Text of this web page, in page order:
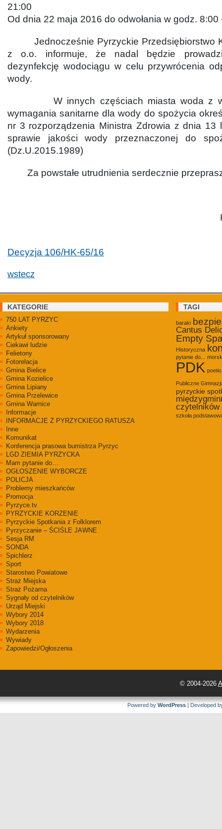
21:00
Od dnia 22 maja 2016 do odwołania w godz. 8:00
Jednocześnie Pyrzyckie Przedsiębiorstwo
z o.o. informuje, że nadal będzie
dezynfekcję wodociągu w celu przywrócenia
wody.
W innych częściach miasta woda z
wymagania sanitarne dla wody do spożycia
nr 3 rozporządzenia Ministra Zdrowia z dnia 13
sprawie jakości wody przeznaczonej do
(Dz.U.2015.1989)
Za powstałe utrudnienia serdecznie
Decyzja 106/HK-65/16
wstecz
KATEGORIE
750 LAT PYRZYC
Ankiety
Artykuł sponsorowany
Ciekawi ludzie
Felietony
Fotorelacja
Gmina Bielice
Gmina Kozielice
Gmina Lipiany
Gmina Przelewice
Gmina Warnice
Informacje
INFORMACJE Z PYRZYCKIEGO RATUSZA
Inne
Komunikat
Konferencja prasowa bumistrza Pyrzyc
LGD ZIEMIA PYRZYCKA
Mam pytanie do…
OGŁOSZENIE WYBORCZE
POLICJA
Problemy mieszkańców
Promocja
Pyrzyce.tv
PYRZYCKIE KORZENIE
Pyrzyckie Spotkania z Folklorem
Pyrzyczanie – ŚCIŚLE JAWNE
Sesja RM
SONDA
Spichlerz
Sport
Starostwo Powiatowe
Straż Miejska
Straż Pożarna
Sygnały od czytelników
Urząd Miejski
Wybory 2014
Wybory 2018
Wydarzenia
Wywiady
Zapowiedzi/Ogłoszenia
TAGI
baraki
Cantus
Empty
Historyczna
pytanie do...
PDK
Publiczne
pyrzyckie
czytelników
szkoła
© 2004-2026
Powered by WordPress | Developed